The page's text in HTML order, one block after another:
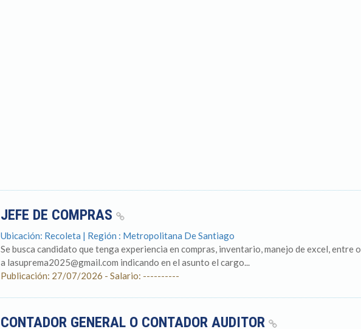
JEFE DE COMPRAS
Ubicación: Recoleta | Región : Metropolitana De Santiago
Se busca candidato que tenga experiencia en compras, inventario, manejo de excel, entre
a lasuprema2025@gmail.com indicando en el asunto el cargo...
Publicación: 27/07/2026 - Salario: ----------
CONTADOR GENERAL O CONTADOR AUDITOR